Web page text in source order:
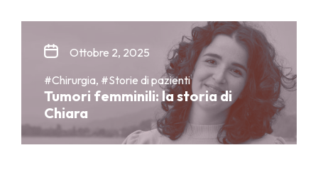
Ottobre 2, 2025
#Chirurgia, #Storie di pazienti
Tumori femminili: la storia di
Chiara